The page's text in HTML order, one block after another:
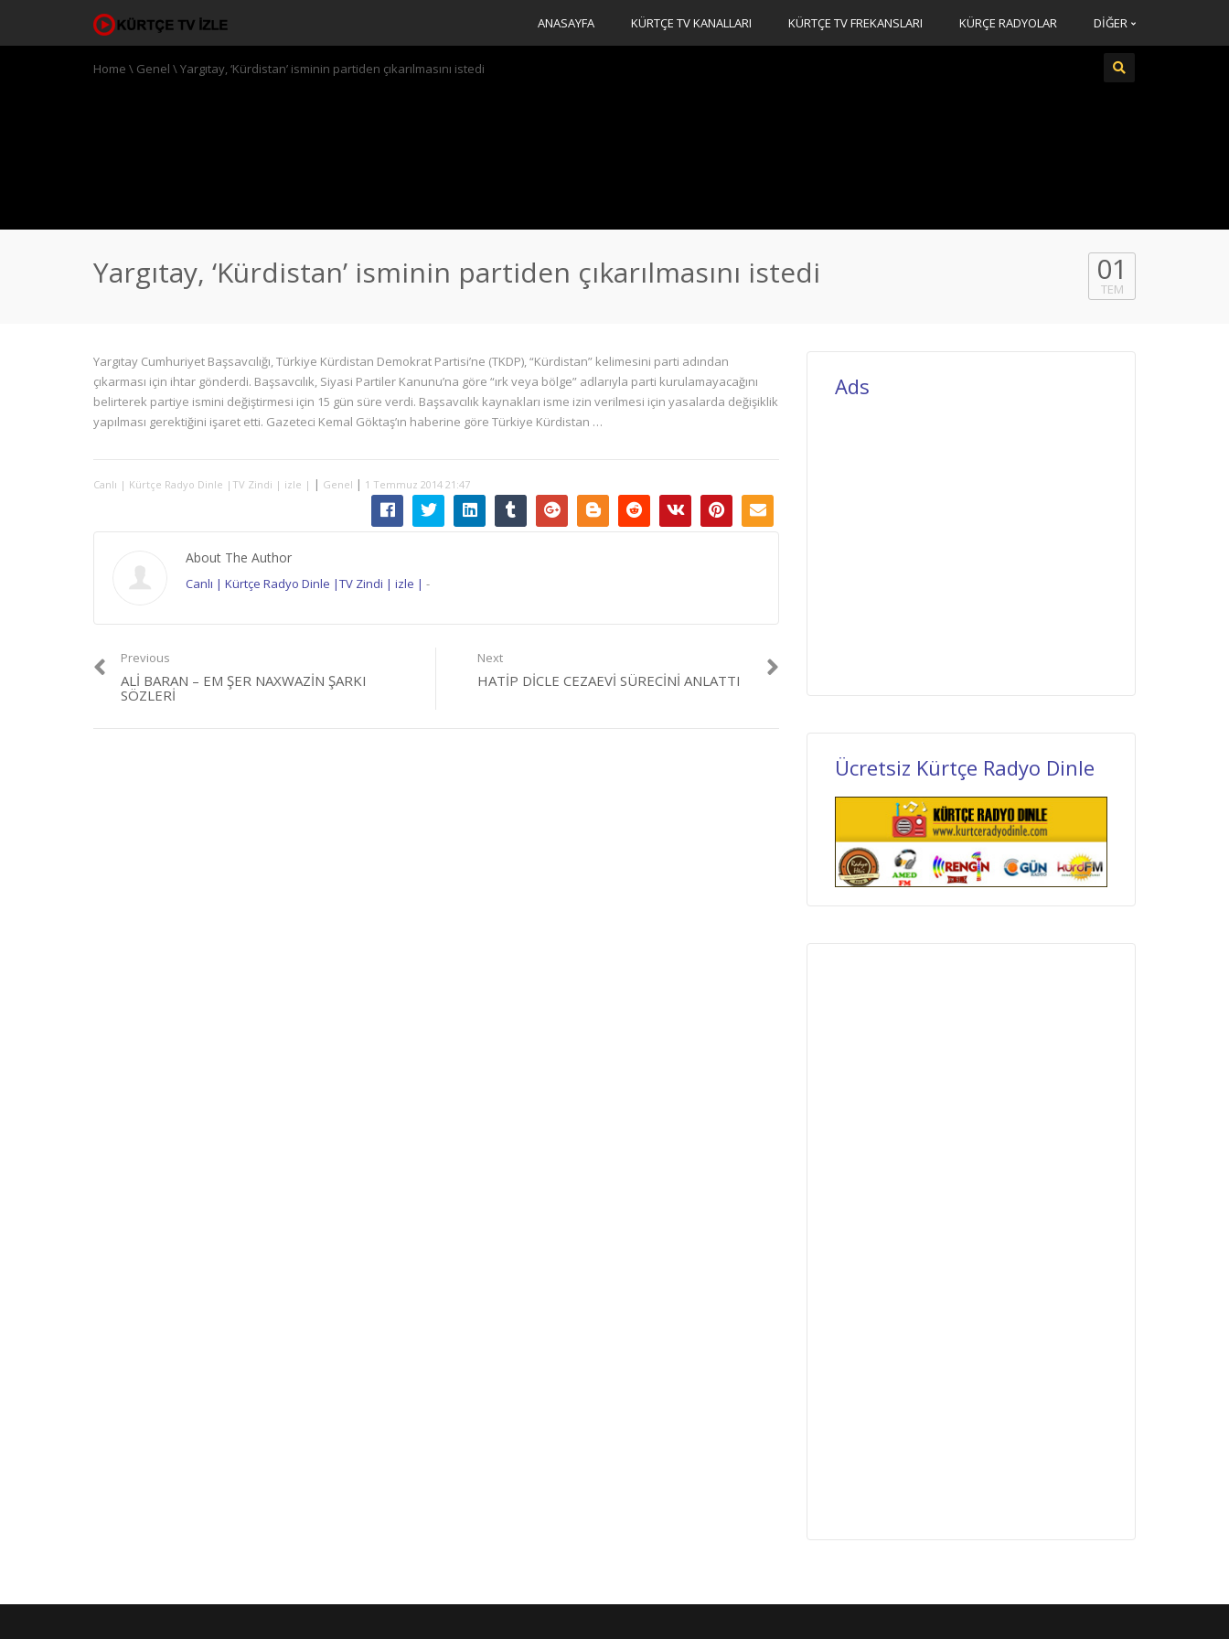
ANASAYFA KÜRTÇE TV KANALLARI KÜRTÇE TV FREKANSLARI KÜRÇE RADYOLAR DİĞER
Home \ Genel \Yargıtay, ‘Kürdistan’ isminin partiden çıkarılmasını istedi
Yargıtay, ‘Kürdistan’ isminin partiden çıkarılmasını istedi 01
TEM
Yargıtay Cumhuriyet Başsavcılığı, Türkiye Kürdistan Demokrat Partisi’ne (TKDP), “Kürdistan” kelimesini parti adından
çıkarması için ihtar gönderdi. Başsavcılık, Siyasi Partiler Kanunu’na göre “ırk veya bölge” adlarıyla parti kurulamayacağını
belirterek partiye ismini değiştirmesi için 15 gün süre verdi. Başsavcılık kaynakları isme izin verilmesi için yasalarda değişiklik
yapılması gerektiğini işaret etti. Gazeteci Kemal Göktaş’ın haberine göre Türkiye Kürdistan …
Canlı | Kürtçe Radyo Dinle |TV Zindi | izle | | Genel | 1 Temmuz 2014 21:47
About The Author
Canlı | Kürtçe Radyo Dinle |TV Zindi | izle | -
Previous
ALI BARAN – EM ŞER NAXWAZIN ŞARKI
SÖZLERI
Next
HATIP DICLE CEZAEVI SÜRECINI ANLATTI
Ads
Ücretsiz Kürtçe Radyo Dinle